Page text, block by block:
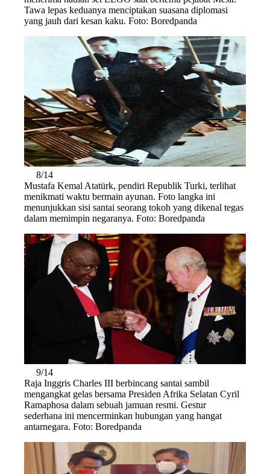
Tawa lepas keduanya menciptakan suasana diplomasi
yang jauh dari kesan kaku. Foto: Boredpanda
8/14
Mustafa Kemal Atatürk, pendiri Republik Turki, terlihat
menikmati waktu bermain ayunan. Foto langka ini
menunjukkan sisi santai seorang tokoh yang dikenal tegas
dalam memimpin negaranya. Foto: Boredpanda
9/14
Raja Inggris Charles III berbincang santai sambil
mengangkat gelas bersama Presiden Afrika Selatan Cyril
Ramaphosa dalam sebuah jamuan resmi. Gestur
sederhana ini mencerminkan hubungan yang hangat
antarnegara. Foto: Boredpanda